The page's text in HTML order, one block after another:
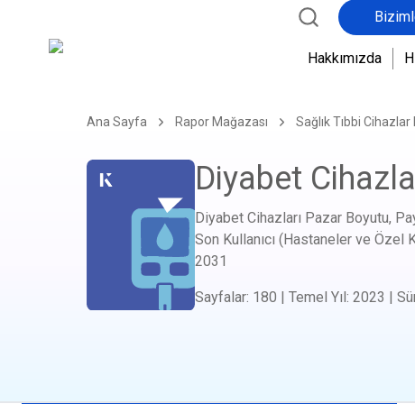
Hakkımızda
Ana Sayfa Rapor Mağazası Sağlık Tıbbi
Diyabet
Diyabet Cihazları Pazar Boyutu,
Son Kullanıcı (Hastaneler ve Özel
2031
Sayfalar: 180 Temel Yıl : 2023